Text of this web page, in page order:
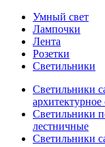
Умный свет
Лампочки
Лента
Розетки
Светильники
Светильники
Светильники
лестничные
Светильники